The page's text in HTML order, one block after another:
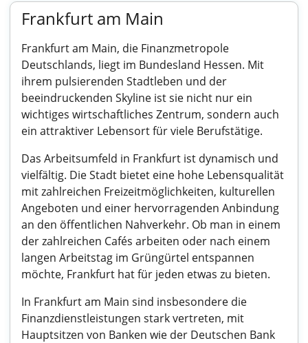
Frankfurt am Main
Frankfurt am Main, die Finanzmetropole
Deutschlands, liegt im Bundesland Hessen. Mit
ihrem pulsierenden Stadtleben und der
beeindruckenden Skyline ist sie nicht nur ein
wichtiges wirtschaftliches Zentrum, sondern auch
ein attraktiver Lebensort für viele Berufstätige.
Das Arbeitsumfeld in Frankfurt ist dynamisch und
vielfältig. Die Stadt bietet eine hohe Lebensqualität
mit zahlreichen Freizeitmöglichkeiten, kulturellen
Angeboten und einer hervorragenden Anbindung
an den öffentlichen Nahverkehr. Ob man in einem
der zahlreichen Cafés arbeiten oder nach einem
langen Arbeitstag im Grüngürtel entspannen
möchte, Frankfurt hat für jeden etwas zu bieten.
In Frankfurt am Main sind insbesondere die
Finanzdienstleistungen stark vertreten, mit
Hauptsitzen von Banken wie der Deutschen Bank